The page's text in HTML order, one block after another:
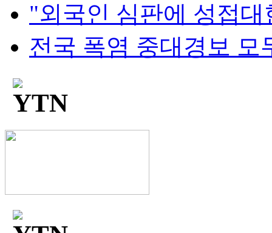
"외국인 심판에 성접대
전국 폭염 중대경보 모